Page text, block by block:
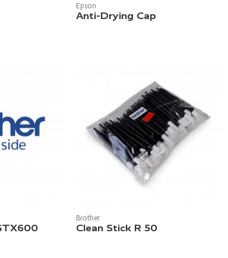
Epson
Anti-Drying Cap
Brother
Clean Stick R 50